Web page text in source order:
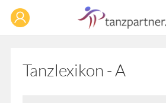
Tanzlexikon - A